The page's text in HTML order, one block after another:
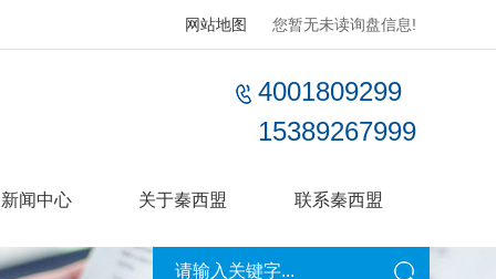
您暂无未读询盘信息!
网站地图
4001809299
15389267999
新闻中心 关于秦西盟 联系秦西盟